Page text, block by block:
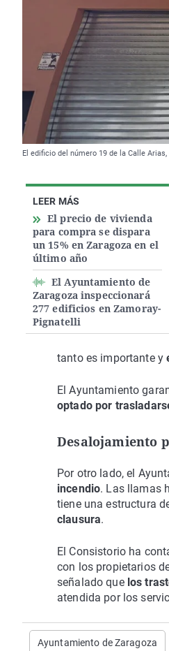
El edificio del número 19 de la Calle
LEER MÁS
El precio de vivienda
para compra se dispara
un 15% en Zaragoza en el
último año
El Ayuntamiento de
Zaragoza inspeccionará
277 edificios en Zamoray-
Pignatelli
tanto es importante y
El Ayuntamiento
optado por
Desalojamiento
Por otro lado, el
incendio. Las llamas
tiene una estructura
clausura.
El Consistorio ha
con los propietarios
señalado que los
atendida por los
Ayuntamiento de Zaragoza